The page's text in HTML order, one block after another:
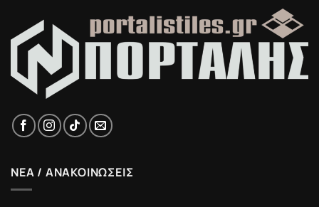
ΝΕΑ / ΑΝΑΚΟΙΝΩΣΕΙΣ